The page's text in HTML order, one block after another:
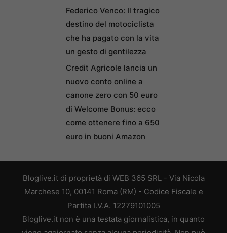
Federico Venco: Il tragico
destino del motociclista
che ha pagato con la vita
un gesto di gentilezza
Credit Agricole lancia un
nuovo conto online a
canone zero con 50 euro
di Welcome Bonus: ecco
come ottenere fino a 650
euro in buoni Amazon
Bloglive.it di proprietà di WEB 365 SRL - Via Nicola
Marchese 10, 00141 Roma (RM) - Codice Fiscale e
Partita I.V.A. 12279101005
Bloglive.it non è una testata giornalistica, in quanto